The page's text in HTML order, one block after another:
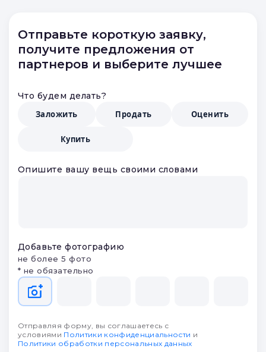
Отправьте короткую заявку,
получите предложения от
партнеров и выберите лучшее
Что будем делать?
Заложить
Продать Оценить
Купить
Опишите вашу вещь своими словами
Добавьте фотографию
не более 5 фото
* не обязательно
Отправляя форму, вы соглашаетесь с
условиями Политики конфиденциальности и
Политики обработки персональных данных